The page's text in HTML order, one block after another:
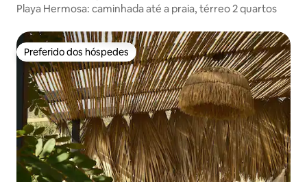
Playa Hermosa: caminhada até a praia, térreo 2 quartos
Preferido dos hóspedes
Preferido dos hóspedes